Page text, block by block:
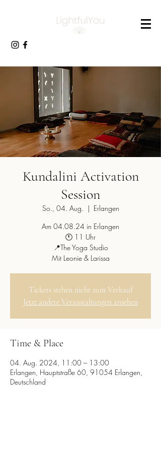
Kundalini Activation
Session
So., 04. Aug.
  |
Erlangen
Am 04.08.24 in Erlangen
🕚 11 Uhr
📍The Yoga Studio
Mit Leonie & Larissa
Tickets stehen nicht zum Verkauf
Jetzt andere Veranstaltungen ansehen
Time & Place
04. Aug. 2024, 11:00 – 13:00
Erlangen, Hauptstraße 60, 91054 Erlangen,
Deutschland